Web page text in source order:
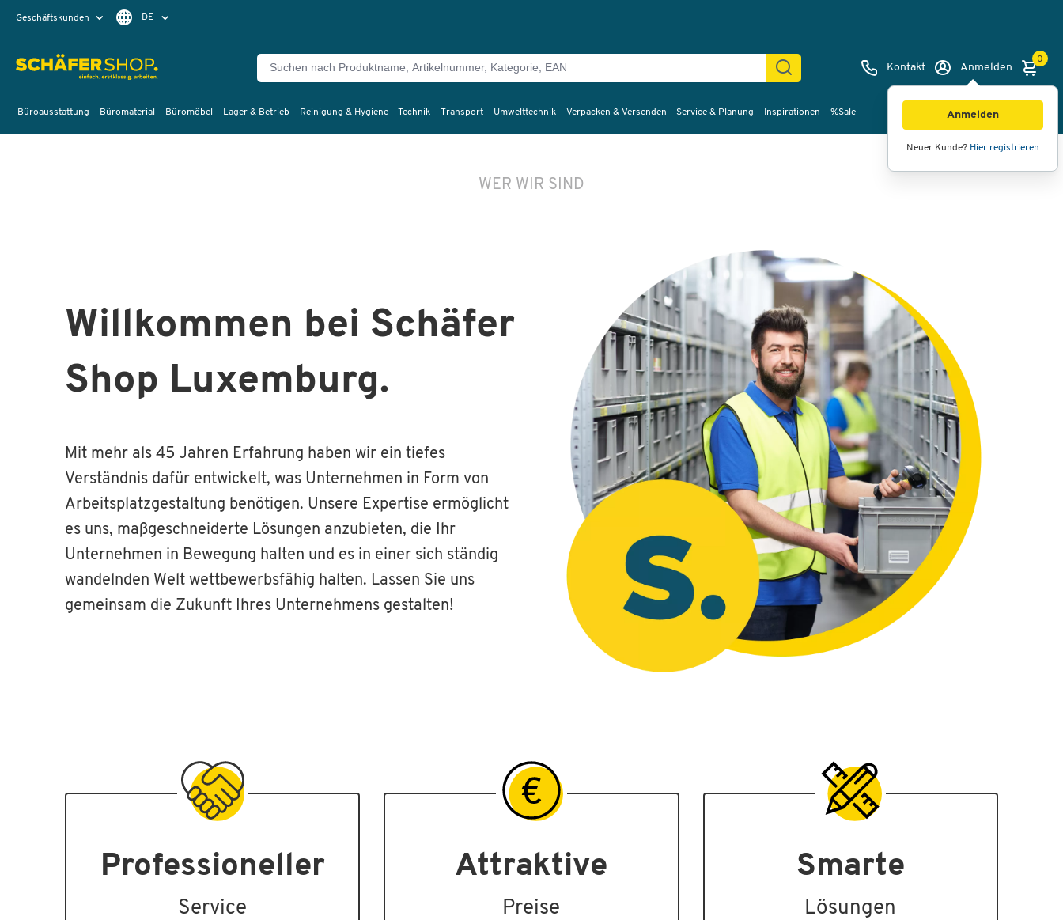
Geschäftskunden DE
Kontakt Anmelden
Anmelden
Neuer Kunde? Hier registrieren
0
Büroausstattung Büromaterial Büromöbel Lager & Betrieb Reinigung & Hygiene Technik Transport Umwelttechnik Verpacken & Versenden Service & Planung Inspirationen %Sale
WER WIR SIND
Willkommen bei Schäfer
Shop Luxemburg.
Mit mehr als 45 Jahren Erfahrung haben wir ein tiefes
Verständnis dafür entwickelt, was Unternehmen in Form von
Arbeitsplatzgestaltung benötigen. Unsere Expertise ermöglicht
es uns, maßgeschneiderte Lösungen anzubieten, die Ihr
Unternehmen in Bewegung halten und es in einer sich ständig
wandelnden Welt wettbewerbsfähig halten. Lassen Sie uns
gemeinsam die Zukunft Ihres Unternehmens gestalten!
Professioneller
Service
Attraktive
Preise
Smarte
Lösungen